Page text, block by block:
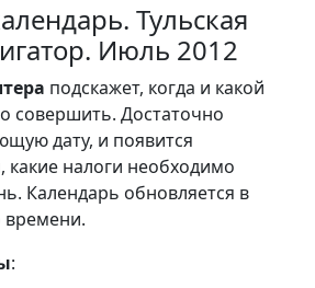
Тульская
Июль 2012
подскажет, когда и какой
совершить. Достаточно
дату, и появится
налоги необходимо
Календарь обновляется в
: